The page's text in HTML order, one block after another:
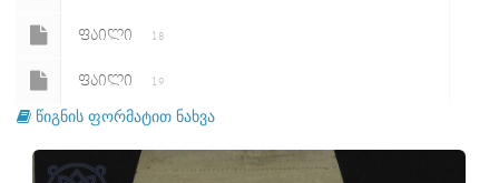
ᲤᲐᲘᲚᲘ 18
ᲤᲐᲘᲚᲘ 19
ᲤᲐᲘᲚᲘ 20
ᲤᲐᲘᲚᲘ
წიგნის ფორმატით ნახვა